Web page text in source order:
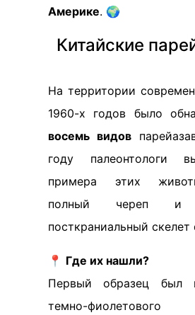
Америке. 🌍
Китайские
На территории
1960-х годов было
восемь видов
году палеонтологи
примера этих
полный череп и
посткраниальный скелет
📍 Где их нашли?
Первый образец был
темно-